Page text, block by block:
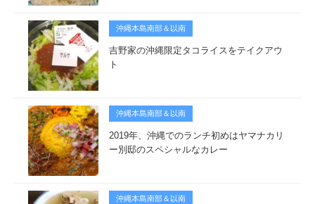
沖縄本島南部＆以南
吉野家の沖縄限定タコライスをテイクアウ
ト
沖縄本島南部＆以南
2019年、沖縄でのランチ初めはヤマナカリ
ー別邸のスペシャルなカレー
沖縄本島南部＆以南